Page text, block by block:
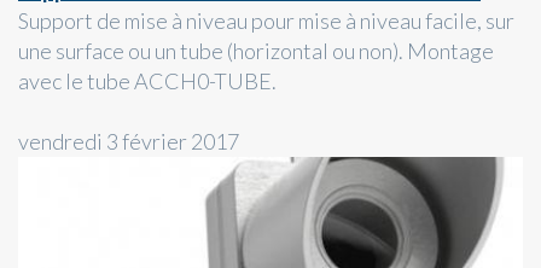
Support de mise à niveau pour mise à niveau facile, sur
une surface ou un tube (horizontal ou non). Montage
avec le tube ACCH0-TUBE.
vendredi 3 février 2017